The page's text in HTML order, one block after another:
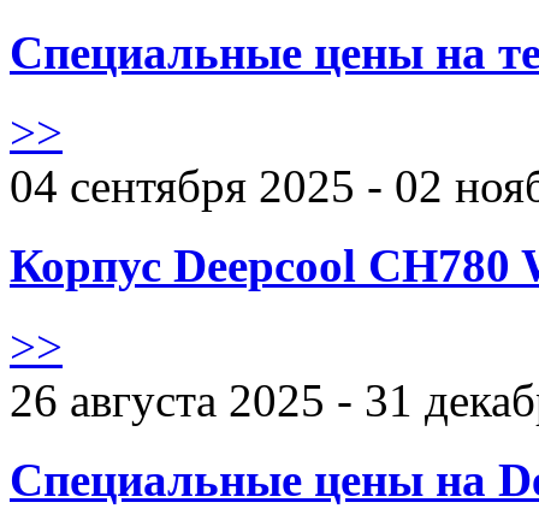
Специальные цены на
>>
04 сентября 2025 - 02
Корпус Deepcool CH780
>>
26 августа 2025 - 31
Специальные цены на